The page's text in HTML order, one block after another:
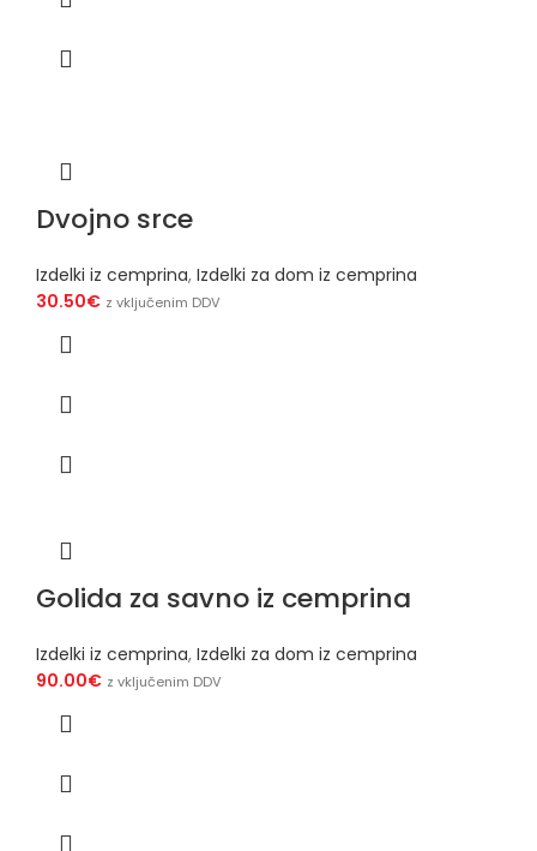
Dvojno srce
Izdelki iz cemprina, Izdelki za dom iz cemprina
30.50€ z vključenim DDV
Golida za savno iz cemprina
Izdelki iz cemprina, Izdelki za dom iz cemprina
90.00€ z vključenim DDV